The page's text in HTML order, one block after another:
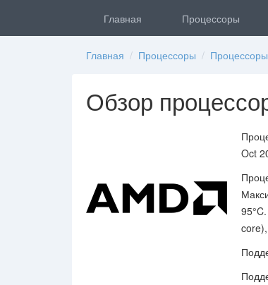
Главная Процессоры
Главная / Процессоры /
Обзор
Oct